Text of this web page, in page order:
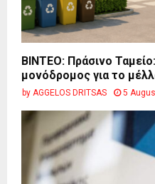
BINTEO: Πράσινο
μονόδρομος για το
by AGGELOS DRITSAS 5